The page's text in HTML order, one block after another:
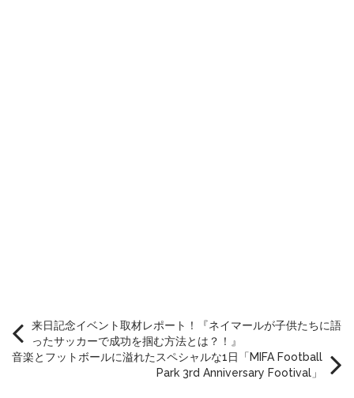
来日記念イベント取材レポート！『ネイマールが子供たちに語
ったサッカーで成功を掴む方法とは？！』
音楽とフットボールに溢れたスペシャルな1日「MIFA Football
Park 3rd Anniversary Footival」